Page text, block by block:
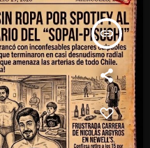
insert_link